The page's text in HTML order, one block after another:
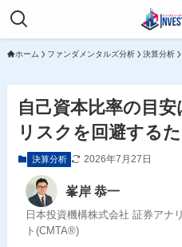
ホーム ファンダメンタルズ分析 決算分析
自己資本比率の目
リスクを回避する
決算分析 2026年7月27日
峯岸 恭一
日本投資機構株式会社 証券アナ
ト(CMTA®)